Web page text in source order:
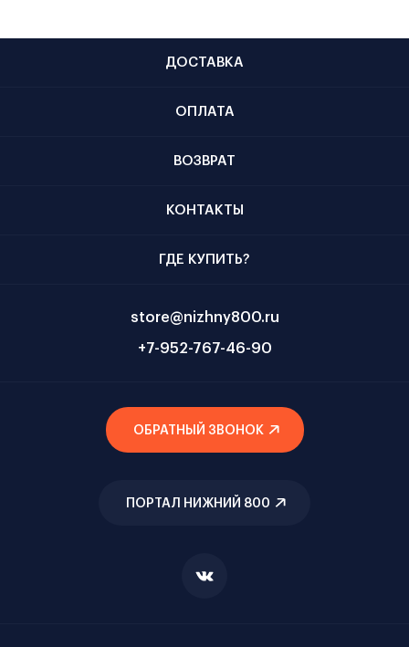
ДОСТАВКА
ОПЛАТА
ВОЗВРАТ
КОНТАКТЫ
ГДЕ КУПИТЬ?
store@nizhny800.ru
+7-952-767-46-90
ОБРАТНЫЙ ЗВОНОК
ПОРТАЛ НИЖНИЙ 800